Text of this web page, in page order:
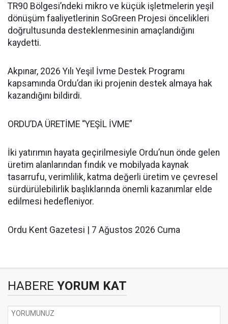
TR90 Bölgesi’ndeki mikro ve küçük işletmelerin yeşil
dönüşüm faaliyetlerinin SoGreen Projesi öncelikleri
doğrultusunda desteklenmesinin amaçlandığını
kaydetti.
Akpınar, 2026 Yılı Yeşil İvme Destek Programı
kapsamında Ordu’dan iki projenin destek almaya hak
kazandığını bildirdi.
ORDU’DA ÜRETİME “YEŞİL İVME”
İki yatırımın hayata geçirilmesiyle Ordu’nun önde gelen
üretim alanlarından fındık ve mobilyada kaynak
tasarrufu, verimlilik, katma değerli üretim ve çevresel
sürdürülebilirlik başlıklarında önemli kazanımlar elde
edilmesi hedefleniyor.
Ordu Kent Gazetesi | 7 Ağustos 2026 Cuma
HABERE YORUM KAT